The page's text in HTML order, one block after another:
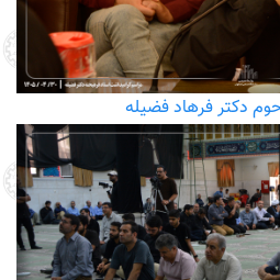
دکتر فرهاد فضیله